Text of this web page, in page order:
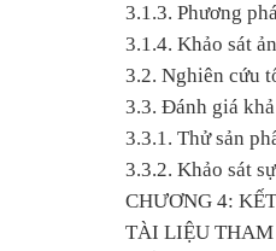
3.1.3. Phương
3.1.4. Khảo sát
3.2. Nghiên cứu
3.3. Đánh giá
3.3.1. Thử sản
3.3.2. Khảo sát
CHƯƠNG 4:
TÀI LIỆU